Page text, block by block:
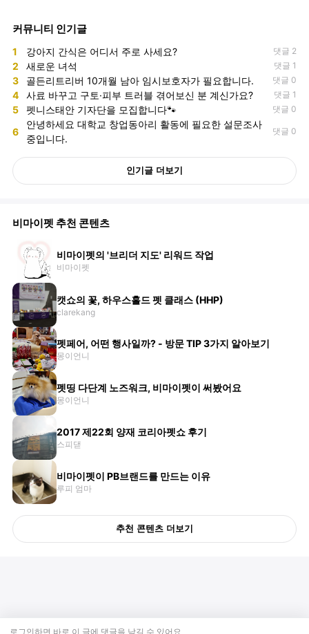
커뮤니티 인기글
1 강아지 간식은 어디서 주로 사세요? 댓글 2
2 새로운 녀석 댓글 1
3 골든리트리버 10개월 남아 임시보호자가 필요합니다. 댓글 0
4 사료 바꾸고 구토·피부 트러블 겪어보신 분 계신가요? 댓글 1
5 펫니스태안 기자단을 모집합니다🐾 댓글 0
6
안녕하세요 대학교 창업동아리 활동에 필요한 설문조사
중입니다.
댓글 0
인기글 더보기
비마이펫 추천 콘텐츠
비마이펫의 '브리더 지도' 리워드 작업
비마이펫
캣쇼의 꽃, 하우스홀드 펫 클래스 (HHP)
clarekang
펫페어, 어떤 행사일까? - 방문 TIP 3가지 알아보기
몽이언니
펫띵 다단계 노즈워크, 비마이펫이 써봤어요
몽이언니
2017 제22회 양재 코리아펫쇼 후기
스피댇
비마이펫이 PB브랜드를 만드는 이유
루피 엄마
추천 콘텐츠 더보기
로그인하면 바로 이 글에 댓글을 남길 수 있어요